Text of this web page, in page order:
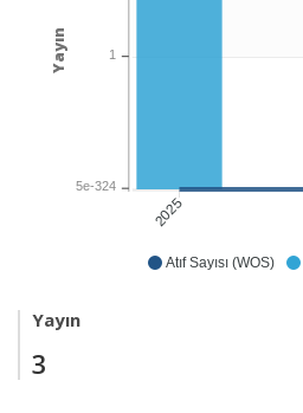
Atıf Sayısı (WOS)
2025
1
5e-324
Yayın
Yayın
3